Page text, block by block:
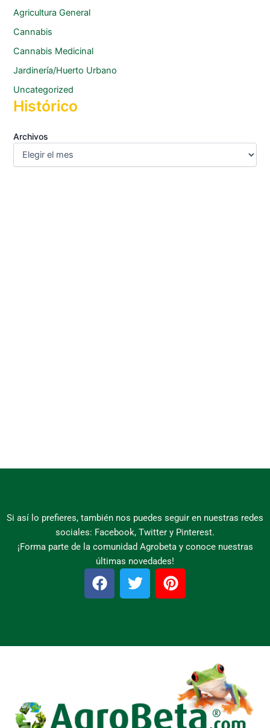
Agricultura General
Cannabis
Cannabis Medicinal
Jardinería/Huerto Urbano
Uncategorized
Histórico
Archivos
Si así lo prefieres, también nos puedes seguir en nuestras redes
sociales: Facebook, Twitter y Pinterest.
¡Forma parte de la comunidad Agrobeta y conoce nuestras
últimas novedades!
F
a
o
T
w
e
P
i
r